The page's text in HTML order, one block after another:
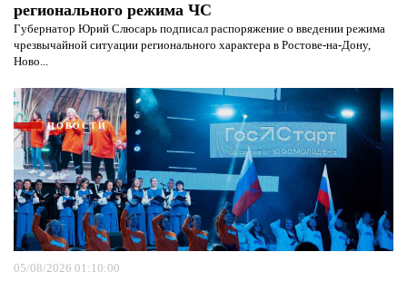
регионального режима ЧС
Губернатор Юрий Слюсарь подписал распоряжение о введении режима
чрезвычайной ситуации регионального характера в Ростове-на-Дону,
Ново...
НОВОСТИ
05/08/2026 01:10:00
Я согласен с политикой конфиденциальности и
защиты информации*
Я согласен сполитикой конфиденциальности и
защиты информации*